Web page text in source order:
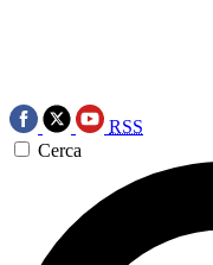
RSS
Cerca